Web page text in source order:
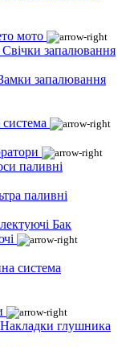
мото
Свічки запалювання
запалювання
паливні
паливні
Бак
система
Накладки глушника